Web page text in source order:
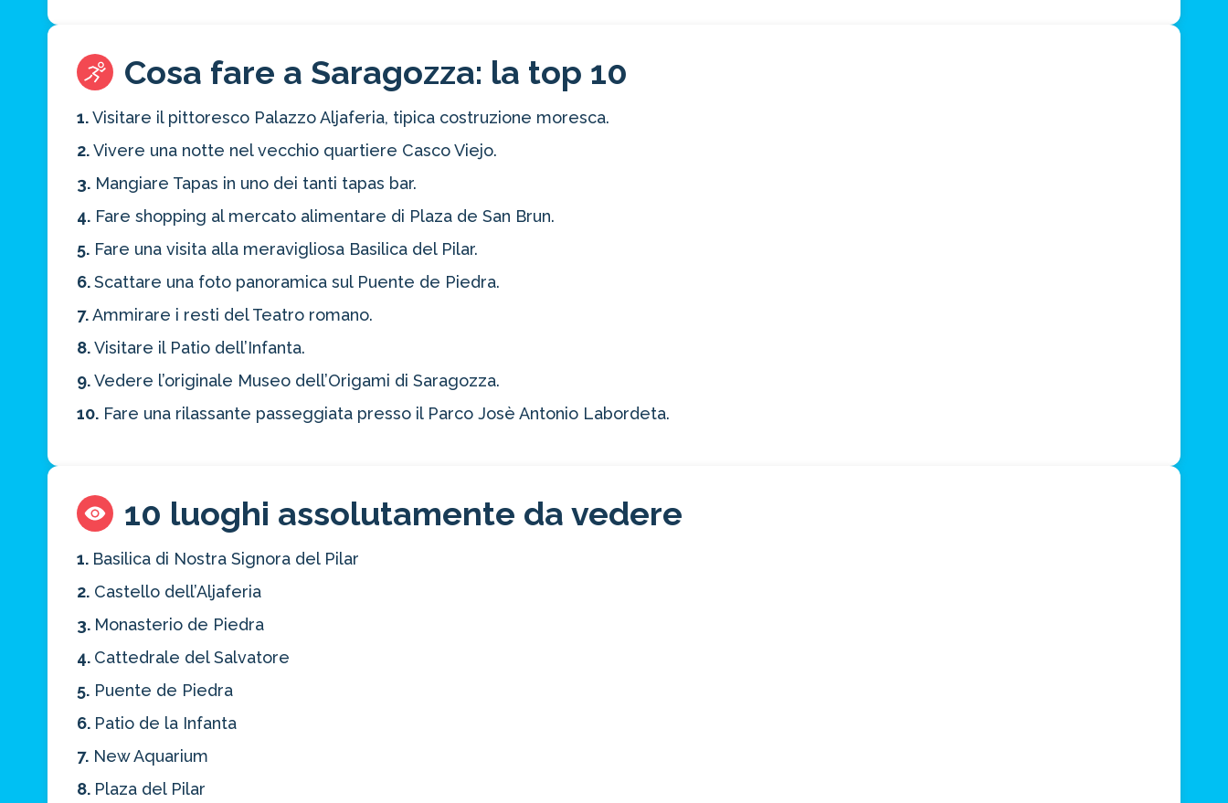
Cosa fare a Saragozza: la top 10
1.Visitare il pittoresco Palazzo Aljaferia, tipica costruzione moresca.
2.Vivere una notte nel vecchio quartiere Casco Viejo.
3. Mangiare Tapas in uno dei tanti tapas bar.
4. Fare shopping al mercato alimentare di Plaza de San Brun.
5. Fare una visita alla meravigliosa Basilica del Pilar.
6.Scattare una foto panoramica sul Puente de Piedra.
7.Ammirare i resti del Teatro romano.
8.Visitare il Patio dell’Infanta.
9.Vedere l’originale Museo dell’Origami di Saragozza.
10. Fare una rilassante passeggiata presso il Parco Josè Antonio Labordeta.
10 luoghi assolutamente da vedere
1. Basilica di Nostra Signora del Pilar
2. Castello dell’Aljaferia
3. Monasterio de Piedra
4. Cattedrale del Salvatore
5. Puente de Piedra
6. Patio de la Infanta
7. New Aquarium
8. Plaza del Pilar